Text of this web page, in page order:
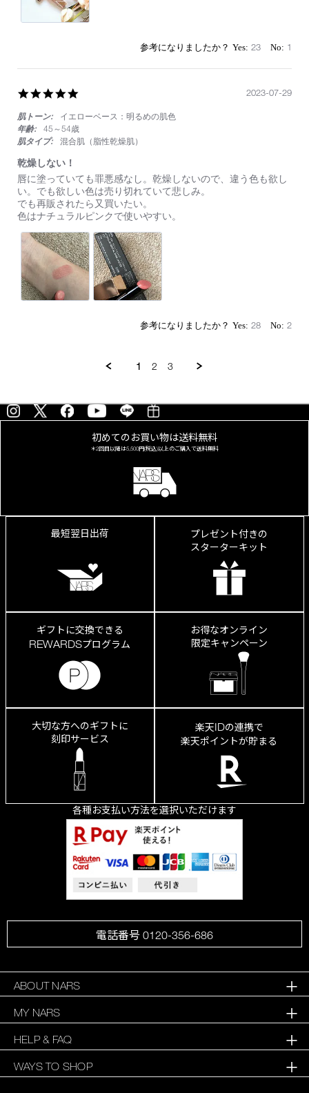
て
で、
を
入
し
ま
た。
ま
ず、
細
身
ケ
ー
ス
が
お
し
ス
ル
ス
ワ
23 1
rating
肌トーン:
イエローベース：明るめの肌色
年齢:
45～54歳
肌タイプ:
混合肌（脂性乾燥肌）
乾燥しない！
Review
by
on
29
Jul
2023
review
stating
乾
燥
し
な
い！
唇に塗っていても罪悪感なし。乾燥しないので、違う色も欲し
い。でも欲しい色は売り切れていて悲しみ。
でも再販されたら又買いたい。
色はナチュラルピンクで使いやすい。
2023-07-29
28 2
1 2 3
初めてのお買い物は送料無料
＊2回目以降は5,500円(税込)以上のご購入で送料無料
最短翌日出荷
プレゼント付きの
スターターキット
ギフトに交換できる
REWARDSプログラム
お得なオンライン
限定キャンペーン
大切な方へのギフトに
刻印サービス
楽天IDの連携で
楽天ポイントが貯まる
各種お支払い方法を選択いただけます
電話番号 0120-356-686
ABOUT NARS
MY NARS
HELP & FAQ
WAYS TO SHOP